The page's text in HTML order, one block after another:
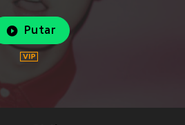
Putar